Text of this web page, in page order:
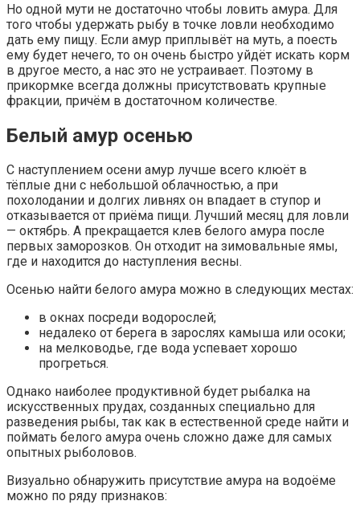
Но одной мути не достаточно чтобы ловить амура. Для
того чтобы удержать рыбу в точке ловли необходимо
дать ему пищу. Если амур приплывёт на муть, а поесть
ему будет нечего, то он очень быстро уйдёт искать корм
в другое место, а нас это не устраивает. Поэтому в
прикормке всегда должны присутствовать крупные
фракции, причём в достаточном количестве.
Белый амур осенью
С наступлением осени амур лучше всего клюёт в
тёплые дни с небольшой облачностью, а при
похолодании и долгих ливнях он впадает в ступор и
отказывается от приёма пищи. Лучший месяц для ловли
— октябрь. А прекращается клев белого амура после
первых заморозков. Он отходит на зимовальные ямы,
где и находится до наступления весны.
Осенью найти белого амура можно в следующих местах:
в окнах посреди водорослей;
недалеко от берега в зарослях камыша или осоки;
на мелководье, где вода успевает хорошо
прогреться.
Однако наиболее продуктивной будет рыбалка на
искусственных прудах, созданных специально для
разведения рыбы, так как в естественной среде найти и
поймать белого амура очень сложно даже для самых
опытных рыболовов.
Визуально обнаружить присутствие амура на водоёме
можно по ряду признаков: